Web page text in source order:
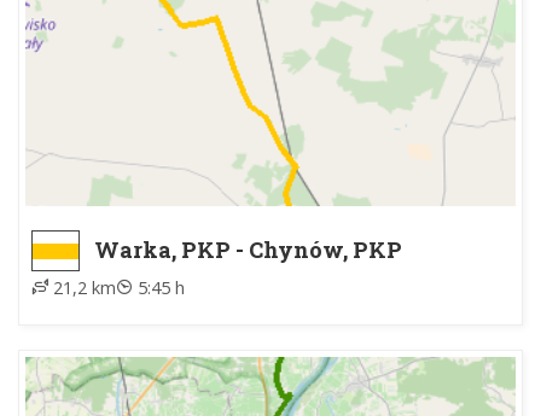
Warka, PKP - Chynów, PKP
21,2 km 5:45 h